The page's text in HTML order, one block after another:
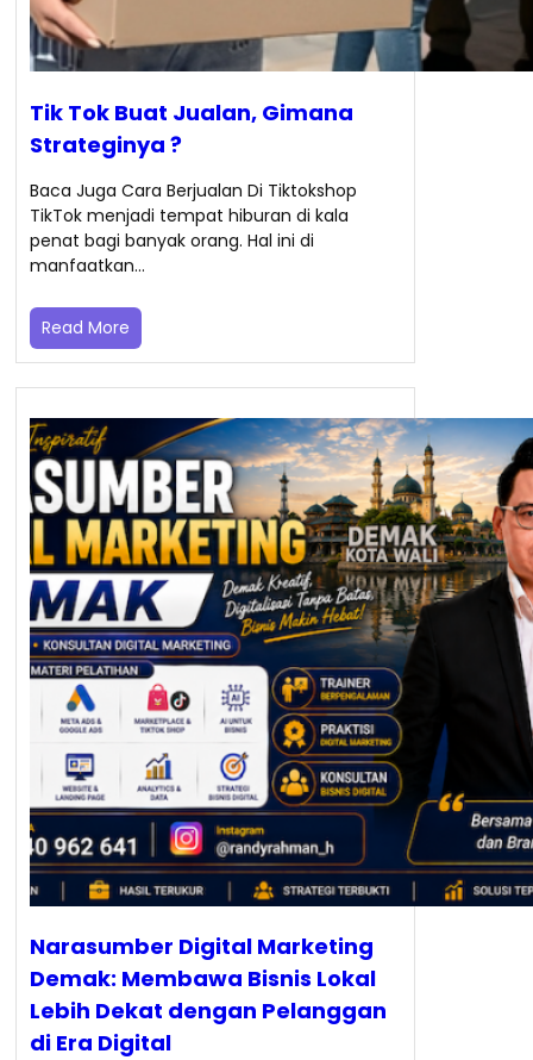
Tik Tok Buat Jualan, Gimana
Strateginya ?
Baca Juga Cara Berjualan Di Tiktokshop
TikTok menjadi tempat hiburan di kala
penat bagi banyak orang. Hal ini di
manfaatkan…
Read More
Narasumber Digital Marketing
Demak: Membawa Bisnis Lokal
Lebih Dekat dengan Pelanggan
di Era Digital